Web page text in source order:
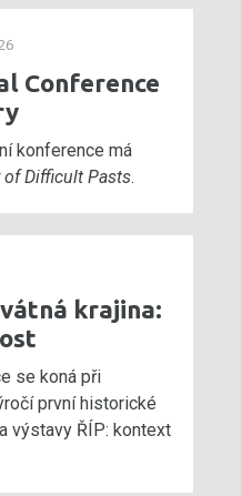
Conference
konference má
Difficult Pasts.
krajina:
se koná při
první historické
výstavy ŘÍP: kontext